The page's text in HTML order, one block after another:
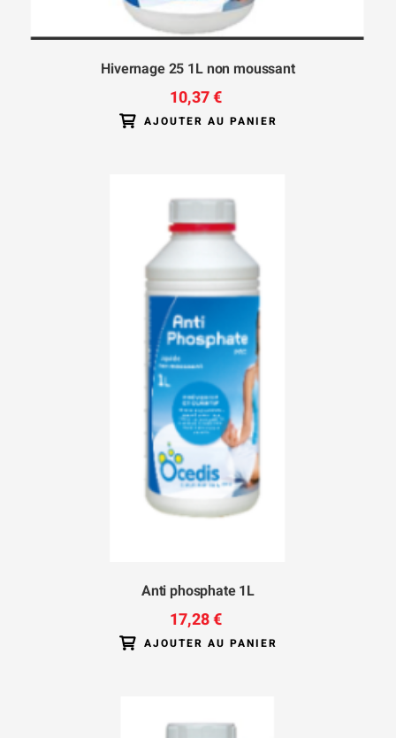
Hivernage 25 1L non moussant
10,37 €
AJOUTER AU PANIER
Anti phosphate 1L
17,28 €
AJOUTER AU PANIER